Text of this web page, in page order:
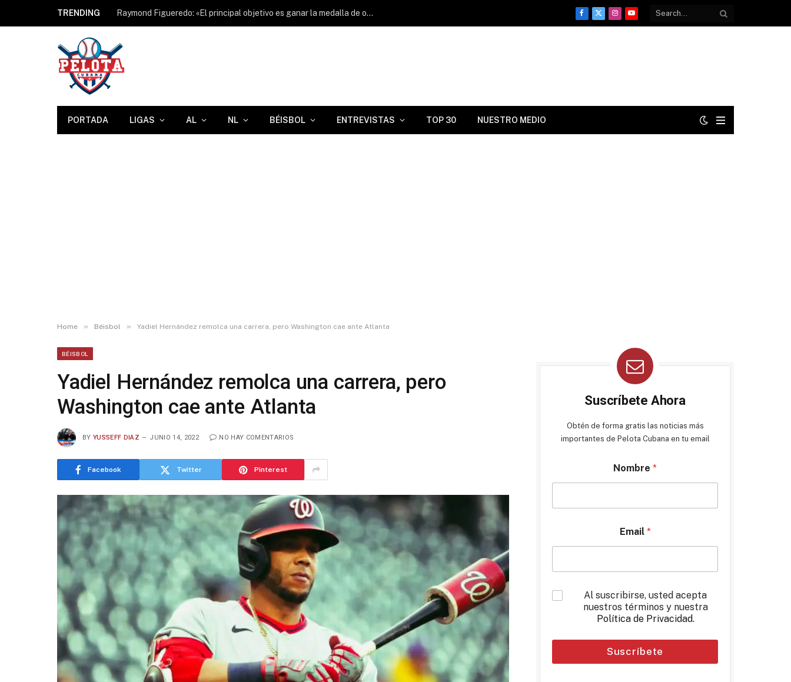
TRENDING Raymond Figueredo: «El principal objetivo es ganar la medalla de oro y obtener un buen resultado.»
Facebook
X
InstagramYouTube
PORTADA LIGAS AL NL BÉISBOL ENTREVISTAS TOP 30 NUESTRO MEDIO
Home » Béisbol » Yadiel Hernández remolca una carrera, pero Washington cae ante Atlanta
BÉISBOL
Yadiel Hernández remolca una carrera, pero
Washington cae ante Atlanta
BY YUSSEFF DIAZ JUNIO 14, 2022 NO HAY COMENTARIOS
Facebook Twitter Pinterest
Suscríbete Ahora
Obtén de forma gratis las noticias más
importantes de Pelota Cubana en tu email
Nombre *
Email *
*
Al suscribirse, usted acepta
nuestros términos y nuestra
Política de Privacidad.
Suscríbete